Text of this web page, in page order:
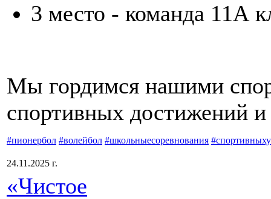
3 место - команда 11А
Мы гордимся нашими
спортивных достижений
#пионербол #волейбол #школьныесоревнования
24.11.2025 г.
«Чистое